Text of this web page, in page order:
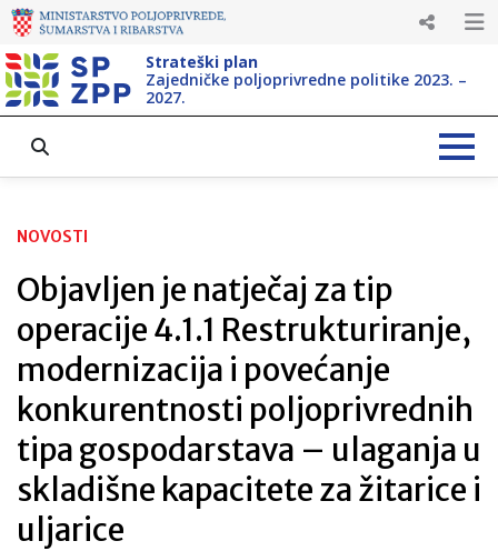
Strateški plan
Zajedničke poljoprivredne politike 2023. –
2027.
NOVOSTI
Objavljen je natječaj za tip
operacije 4.1.1 Restrukturiranje,
modernizacija i povećanje
konkurentnosti poljoprivrednih
tipa gospodarstava – ulaganja u
skladišne kapacitete za žitarice i
uljarice